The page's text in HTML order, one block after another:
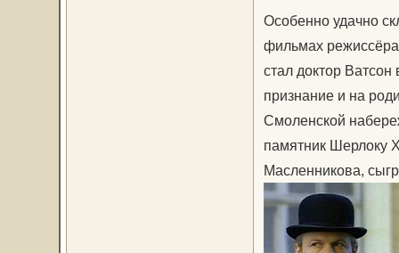
Особенно удачно
фильмах
стал доктор
признание и на
Смоленской
памятник Шерлоку
Масленникова,